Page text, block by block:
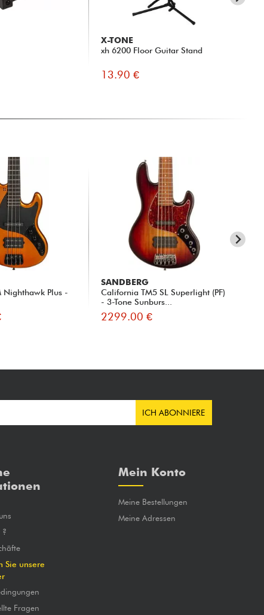
X-TONE
xh 6200 Floor Guitar Stand
13.90 €
Nighthawk Plus -
SANDBERG
California TM5 SL Superlight (PF)
- 3-Tone Sunburs...
2299.00 €
ICH ABONNIERE
?
Sie unsere
Fragen
Mein Konto
Meine Bestellungen
Meine Adressen